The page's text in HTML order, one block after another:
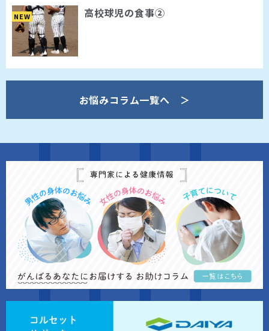
NEW 高校球児の食事②
お悩みコラム一覧へ ＞